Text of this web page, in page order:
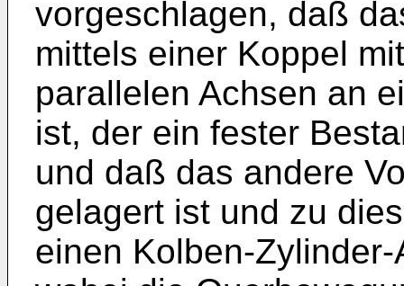
vorgeschlagen, daß
mittels einer Koppel
parallelen Achsen an
ist, der ein fester
und daß das andere
gelagert ist und zu
einen Kolben-